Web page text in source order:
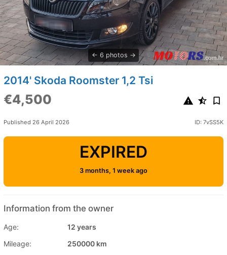
6 photos
2014' Skoda Roomster 1,2 Tsi
€4,500
Published 26 April 2026 ID: 7vSS5K
EXPIRED
3 months, 1 week ago
Information from the owner
Age:
12 years
Mileage:
250000 km